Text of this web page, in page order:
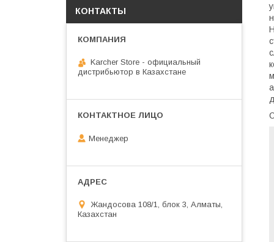
КОНТАКТЫ
Karcher Store - официальный
дистрибьютор в Казахстане
Менеджер
Жандосова 108/1, блок 3, Алматы,
Казахстан